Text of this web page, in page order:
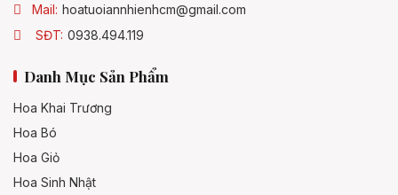
Mail: hoatuoiannhienhcm@gmail.com
SĐT: 0938.494.119
Danh Mục Sản Phẩm
Hoa Khai Trương
Hoa Bó
Hoa Giỏ
Hoa Sinh Nhật